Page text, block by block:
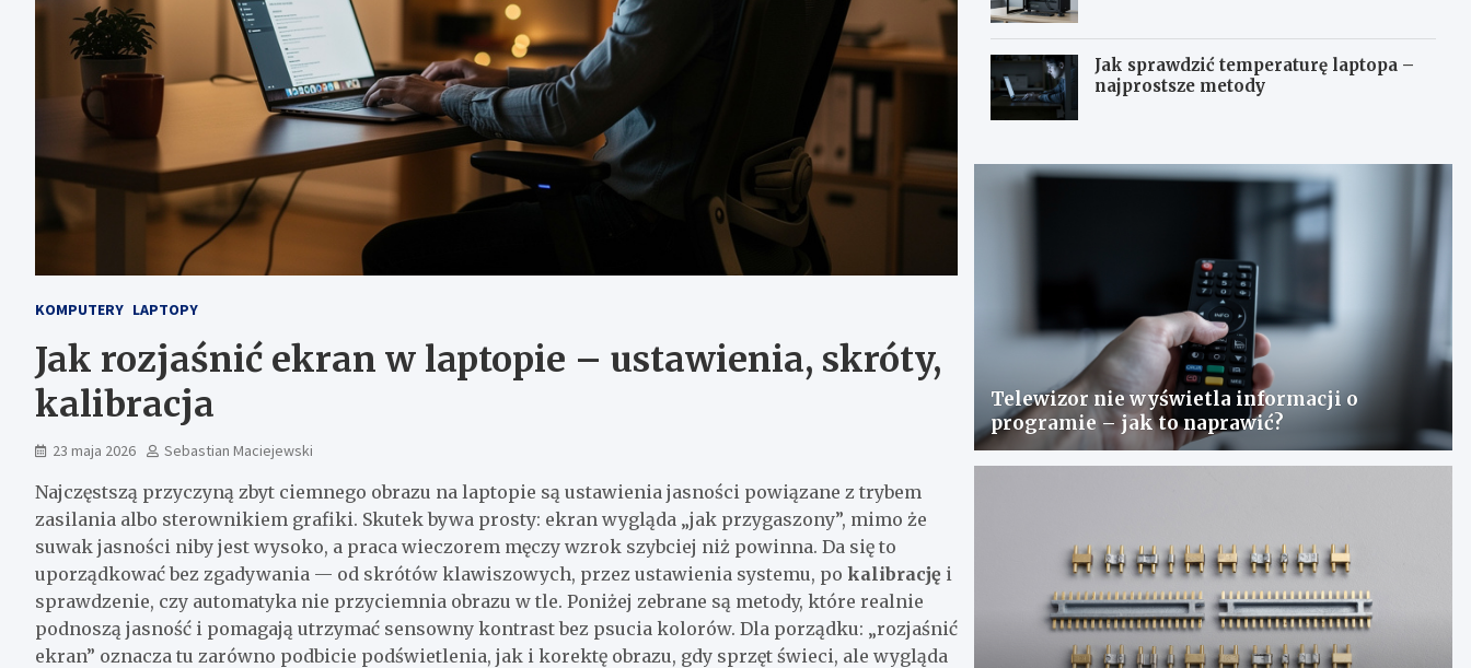
KOMPUTERY LAPTOPY
Jak rozjaśnić ekran w laptopie – ustawienia, skróty,
kalibracja
23 maja 2026 Sebastian Maciejewski
Najczęstszą przyczyną zbyt ciemnego obrazu na laptopie są ustawienia jasności powiązane z trybem
zasilania albo sterownikiem grafiki. Skutek bywa prosty: ekran wygląda „jak przygaszony”, mimo że
suwak jasności niby jest wysoko, a praca wieczorem męczy wzrok szybciej niż powinna. Da się to
uporządkować bez zgadywania — od skrótów klawiszowych, przez ustawienia systemu, po kalibrację i
sprawdzenie, czy automatyka nie przyciemnia obrazu w tle. Poniżej zebrane są metody, które realnie
podnoszą jasność i pomagają utrzymać sensowny kontrast bez psucia kolorów. Dla porządku: „rozjaśnić
ekran” oznacza tu zarówno podbicie podświetlenia, jak i korektę obrazu, gdy sprzęt świeci, ale wygląda
Jak sprawdzić temperaturę laptopa –
najprostsze metody
Telewizor nie wyświetla informacji o
programie – jak to naprawić?